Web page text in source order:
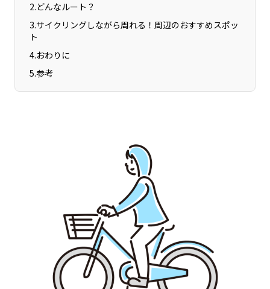
佐賀エリア
熊本エリア
大分エリア
宮崎エリア
沖縄エリア
地域を代表する 企業100選
行政連携記事
選出企業特別対談
SDGsの先駆者
飲食店
ニッポンの百選大全集
2.どんなルート？
3.サイクリングしながら周れる！周辺のおすすめスポッ
ト
4.おわりに
5.参考